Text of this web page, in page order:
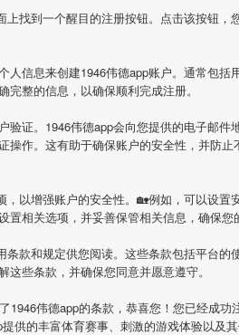
上找到一个醒目的注册按钮。点击该按钮，
人信息来创建1946伟德app账户。通常包括
整的信息，以确保顺利完成注册。
证。 1946伟德app会向您提供的电子邮件
操作。这有助于确保账户的安全性，并防止
以增强账户的安全性。🏡例如，可以设置
相关选项，并妥善保管相关信息，确保您
条款和规定供您阅读。这些条款包括平台的
些条款，并确保您同意并愿意遵守。
1946伟德app的条款，恭喜您！您已经成功
提供的丰富体育赛事、刺激的游戏体验以及